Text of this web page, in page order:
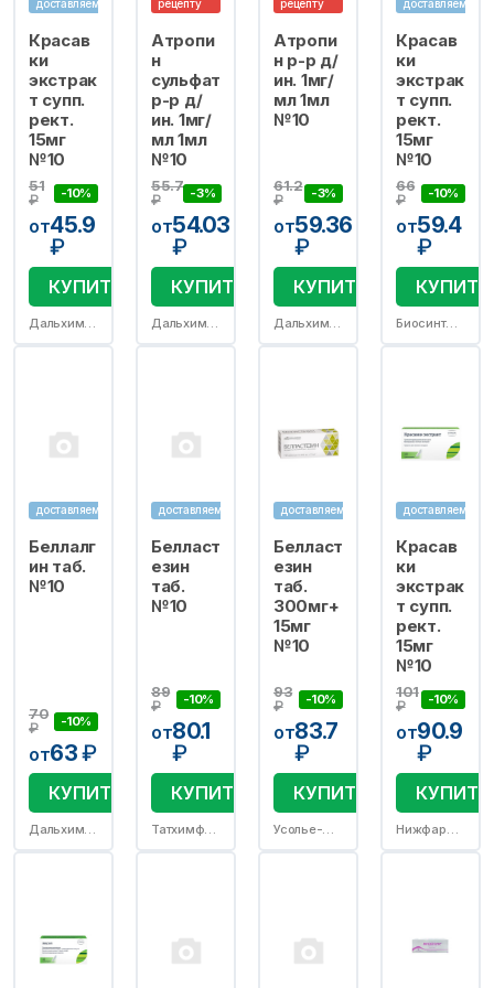
доставляем
Красав
ки
экстрак
т супп.
рект.
15мг
№10
51
₽
-10%
от45.9
₽
КУПИТЬ
Дальхимфарм ОАО
рецепту
Атропи
н
сульфат
р-р д/
ин. 1мг/
мл 1мл
№10
55.7
₽
-3%
от54.03
₽
КУПИТЬ
Дальхимфарм ОАО
рецепту
Атропи
н р-р д/
ин. 1мг/
мл 1мл
№10
61.2
₽
-3%
от59.36
₽
КУПИТЬ
Дальхимфарм ОАО
доставляем
Красав
ки
экстрак
т супп.
рект.
15мг
№10
66
₽
-10%
от59.4
₽
КУПИТЬ
Биосинтез ПАО
доставляем
Беллалг
ин таб.
№10
70
₽
-10%
от63₽
КУПИТЬ
Дальхимфарм ОАО
доставляем
Белласт
езин
таб.
№10
89
₽
-10%
от80.1
₽
КУПИТЬ
Татхимфармпрепараты ОАО
доставляем
Белласт
езин
таб.
300мг+
15мг
№10
93
₽
-10%
от83.7
₽
КУПИТЬ
Усолье-Сибирский ХФЗ АО
доставляем
Красав
ки
экстрак
т супп.
рект.
15мг
№10
101
₽
-10%
от90.9
₽
КУПИТЬ
Нижфарм АО